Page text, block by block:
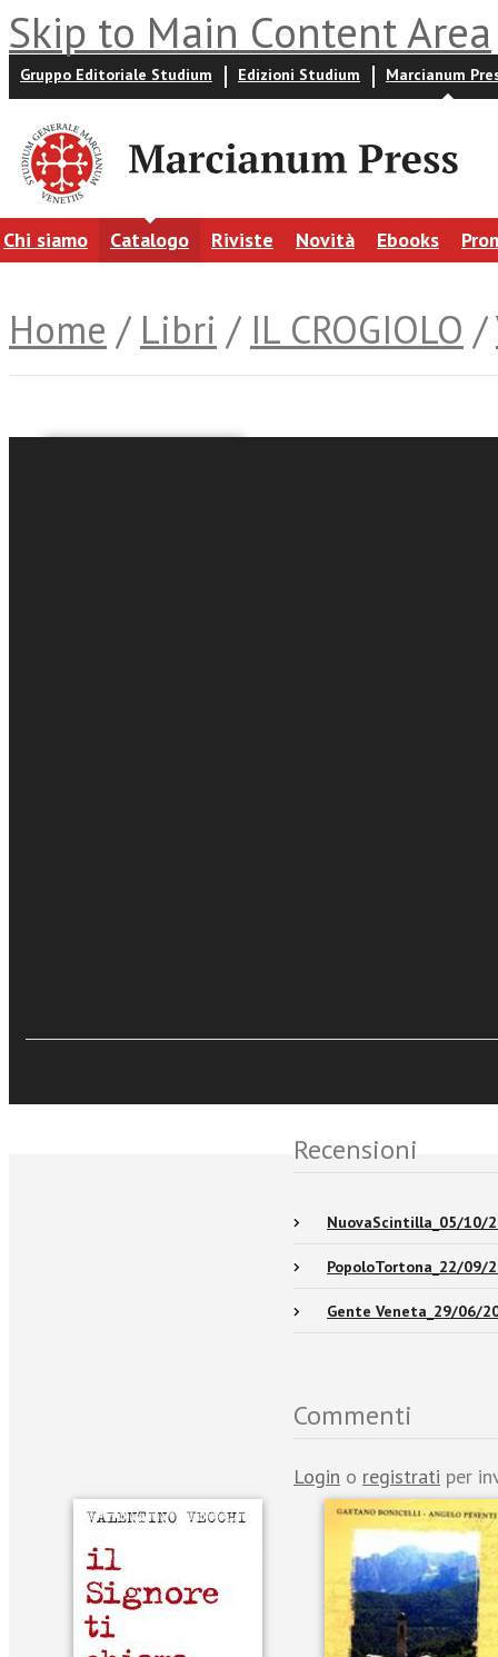
Skip to Main Content Area
Gruppo Editoriale Studium Edizioni Studium Marcianum
Chi siamo Catalogo Riviste Novità Ebooks
Home / Libri / IL CROGIOLO /
Eventi e News
Recensioni
NuovaScintilla_05/10/
PopoloTortona_22/09/
Gente Veneta_29/06/
Commenti
Login o registrati per